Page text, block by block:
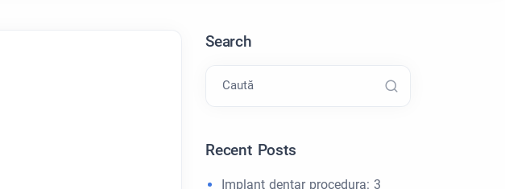
Search
Caută
Recent Posts
Implant dentar procedura: 3